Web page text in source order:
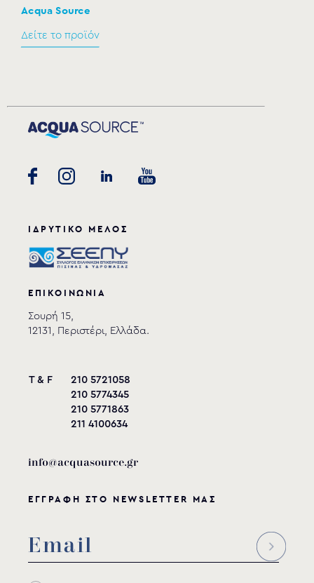
Acqua Source
Δείτε το προϊόν
ΙΔΡΥΤΙΚΟ ΜΕΛΟΣ
ΕΠΙΚΟΙΝΩΝΙΑ
Σουρή 15,
12131, Περιστέρι, Ελλάδα.
T & F
210 5721058
210 5774345
210 5771863
211 4100634
info@acquasource.gr
ΕΓΓΡΑΦΗ ΣΤΟ NEWSLETTER ΜΑΣ